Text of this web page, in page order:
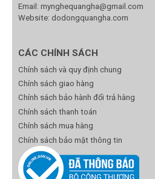
Email: mynghequangha@gmail.com
Website: dodongquangha.com
CÁC CHÍNH SÁCH
Chính sách và quy định chung
Chính sách giao hàng
Chính sách bảo hành đổi trả hàng
Chính sách thanh toán
Chính sách mua hàng
Chính sách bảo mật thông tin